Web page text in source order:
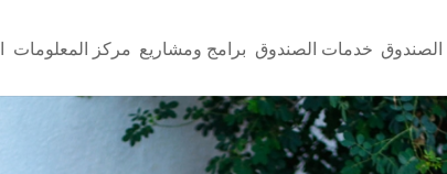
خدمات الصندوق برامج ومشاريع مركز المعلومات